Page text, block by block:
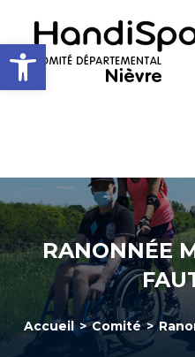
Ouvrir la barre d’outils
content
RANONNÉE
Accueil > Comité >